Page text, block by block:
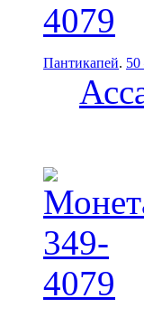
Пантикапей.